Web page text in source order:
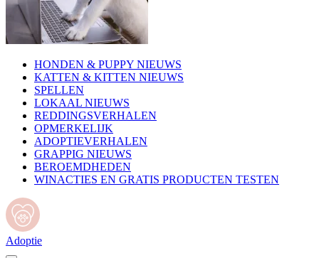
HONDEN & PUPPY NIEUWS
KATTEN & KITTEN NIEUWS
SPELLEN
LOKAAL NIEUWS
REDDINGSVERHALEN
OPMERKELIJK
ADOPTIEVERHALEN
GRAPPIG NIEUWS
BEROEMDHEDEN
WINACTIES EN GRATIS PRODUCTEN TESTEN
Adoptie